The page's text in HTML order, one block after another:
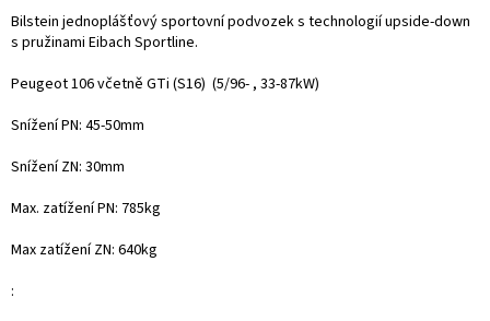
Bilstein jednoplášťový sportovní podvozek s technologií upside-down
s pružinami Eibach Sportline.
Peugeot 106 včetně GTi (S16) (5/96- , 33-87kW)
Snížení PN: 45-50mm
Snížení ZN: 30mm
Max. zatížení PN: 785kg
Max zatížení ZN: 640kg
: